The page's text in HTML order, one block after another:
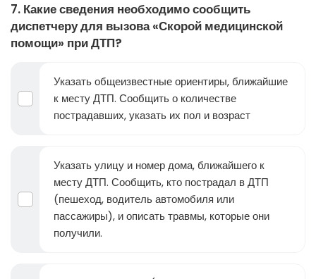
7. Какие сведения необходимо сообщить
диспетчеру для вызова «Скорой медицинской
помощи» при ДТП?
Указать общеизвестные ориентиры, ближайшие
к месту ДТП. Сообщить о количестве
пострадавших, указать их пол и возраст
Указать улицу и номер дома, ближайшего к
месту ДТП. Сообщить, кто пострадал в ДТП
(пешеход, водитель автомобиля или
пассажиры), и описать травмы, которые они
получили.